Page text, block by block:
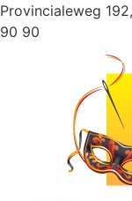
Ga
naar
Provincialeweg
90 90